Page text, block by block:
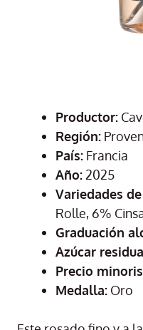
Productor:
Región:
País: Francia
Año:2025
Variedades
Rolle, 6%
Graduación
Azúcar
Precio
Medalla: Oro